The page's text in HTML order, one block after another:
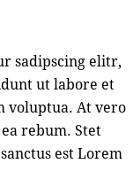
sadipscing elitr,
ut labore et
voluptua. At vero
rebum. Stet
est Lorem